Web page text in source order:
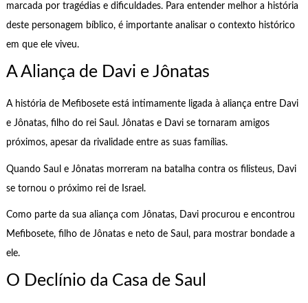
marcada por tragédias e dificuldades. Para entender melhor a história
deste personagem bíblico, é importante analisar o contexto histórico
em que ele viveu.
A Aliança de Davi e Jônatas
A história de Mefibosete está intimamente ligada à aliança entre Davi
e Jônatas, filho do rei Saul. Jônatas e Davi se tornaram amigos
próximos, apesar da rivalidade entre as suas famílias.
Quando Saul e Jônatas morreram na batalha contra os filisteus, Davi
se tornou o próximo rei de Israel.
Como parte da sua aliança com Jônatas, Davi procurou e encontrou
Mefibosete, filho de Jônatas e neto de Saul, para mostrar bondade a
ele.
O Declínio da Casa de Saul